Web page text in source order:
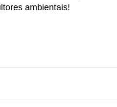
ambientais!